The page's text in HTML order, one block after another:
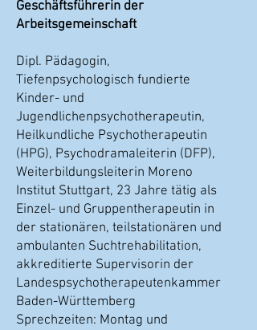
Geschäftsführerin der
Arbeitsgemeinschaft
Dipl. Pädagogin,
Tiefenpsychologisch fundierte
Kinder- und
Jugendlichenpsychotherapeutin,
Heilkundliche Psychotherapeutin
(HPG), Psychodramaleiterin (DFP),
Weiterbildungsleiterin Moreno
Institut Stuttgart, 23 Jahre tätig als
Einzel- und Gruppentherapeutin in
der stationären, teilstationären und
ambulanten Suchtrehabilitation,
akkreditierte Supervisorin der
Landespsychotherapeutenkammer
Baden-Württemberg
Sprechzeiten: Montag und